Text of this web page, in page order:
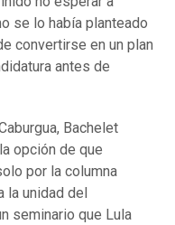
se lo había planteado
convertirse en un plan
antes de
Bachelet
opción de que
por la columna
la unidad del
seminario que Lula